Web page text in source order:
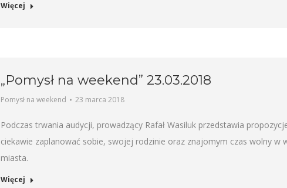
Więcej
„Pomysł na weekend” 23.03.2018
Pomysł na weekend 23 marca 2018
Podczas trwania audycji, prowadzący Rafał Wasiluk przedstawia
ciekawie zaplanować sobie, swojej rodzinie oraz znajomym czas wolny w
miasta.
Więcej